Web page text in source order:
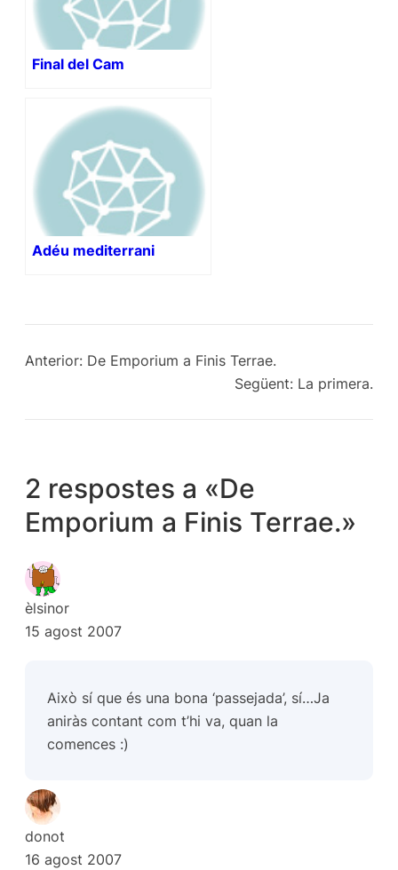
Final del Cam
Adéu mediterrani
Anterior: De Emporium a Finis Terrae.
Següent: La primera.
2 respostes a «De
Emporium a Finis Terrae.»
èlsinor
15 agost 2007
Això sí que és una bona ‘passejada’, sí…Ja
aniràs contant com t’hi va, quan la
comences :)
donot
16 agost 2007